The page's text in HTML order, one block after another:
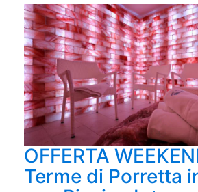
OFFERTA
Terme di Porretta